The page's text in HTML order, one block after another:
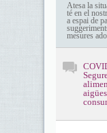
Atesa la
té en el
a espai de
mesures